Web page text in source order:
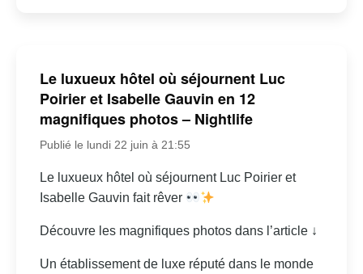
Le luxueux hôtel où séjournent Luc
Poirier et Isabelle Gauvin en 12
magnifiques photos – Nightlife
Publié le lundi 22 juin à 21:55
Le luxueux hôtel où séjournent Luc Poirier et
Isabelle Gauvin fait rêver
Découvre les magnifiques photos dans l’article ↓
Un établissement de luxe réputé dans le monde